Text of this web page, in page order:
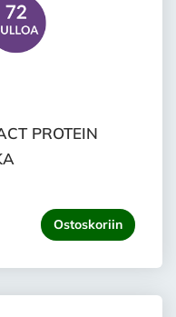
PROTEIN
Ostoskoriin